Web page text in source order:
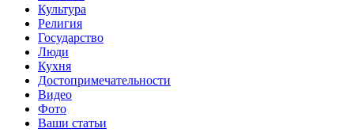
Культура
Религия
Государство
Люди
Кухня
Достопримечательности
Видео
Фото
Ваши статьи